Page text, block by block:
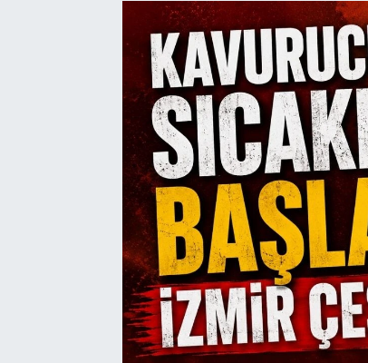
TEKNOLOJİ
YEREL YÖNETİMLER